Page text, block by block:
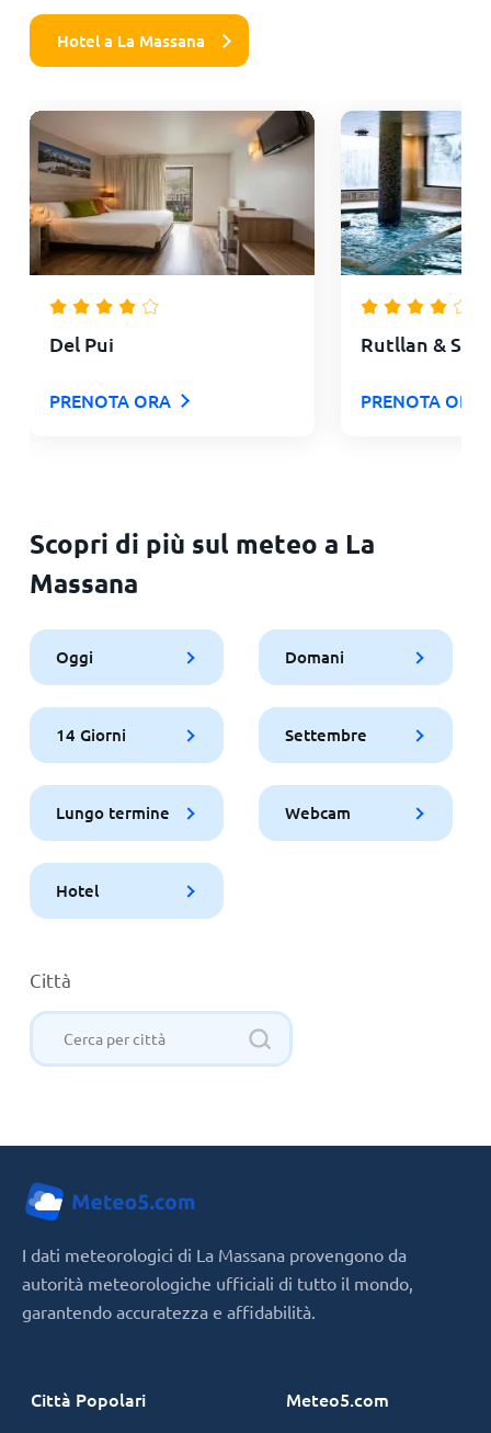
Hotel a La Massana
Del Pui
PRENOTA ORA
Rutllan & Spa
PRENOTA ORA
Scopri di più sul meteo a La
Massana
Oggi Domani
14 Giorni Settembre
Lungo termine Webcam
Hotel
Città
I dati meteorologici di La Massana provengono da
autorità meteorologiche ufficiali di tutto il mondo,
garantendo accuratezza e affidabilità.
Città Popolari Meteo5.com